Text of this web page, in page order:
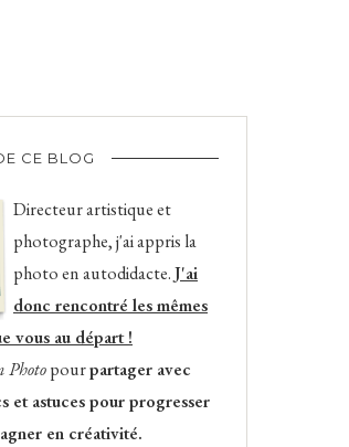
CE BLOG
Directeur artistique et
photographe, j'ai appris la
photo en autodidacte.J'ai
donc rencontré les mêmes
vous au départ !
Photopourpartager avec
et astuces pour progresser
en créativité.